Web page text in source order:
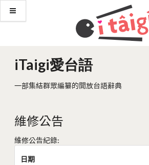
iTaigi愛台語
一部集結群眾編纂的開放台語辭典
維修公告
維修公告紀錄:
日期